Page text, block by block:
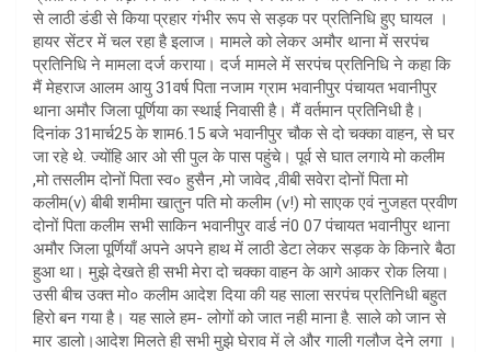
से लाठी डंडी से किया प्रहार गंभीर रूप से सड़क पर प्रतिनिधि हुए घायल ।
हायर सेंटर में चल रहा है इलाज। मामले को लेकर अमौर थाना में सरपंच
प्रतिनिधि ने मामला दर्ज कराया। दर्ज मामले में सरपंच प्रतिनिधि ने कहा कि
मैं मेहराज आलम आयु 31वर्ष पिता नजाम ग्राम भवानीपुर पंचायत भवानीपुर
थाना अमौर जिला पूर्णिया का स्थाई निवासी है। मैं वर्तमान प्रतिनिधी है।
दिनांक 31मार्च25 के शाम6.15 बजे भवानीपुर चौक से दो चक्का वाहन, से घर
जा रहे थे. ज्योंहि आर ओ सी पुल के पास पहुंचे। पूर्व से घात लगाये मो कलीम
,मो तसलीम दोनों पिता स्व० हुसैन ,मो जावेद ,वीबी सवेरा दोनों पिता मो
कलीम(v) बीबी शमीमा खातुन पति मो कलीम (v!) मो साएक एवं नुजहत प्रवीण
दोनों पिता कलीम सभी साकिन भवानीपुर वार्ड नं0 07 पंचायत भवानीपुर थाना
अमौर जिला पूर्णियाँ अपने अपने हाथ में लाठी डेटा लेकर सड़क के किनारे बैठा
हुआ था। मुझे देखते ही सभी मेरा दो चक्का वाहन के आगे आकर रोक लिया।
उसी बीच उक्त मो० कलीम आदेश दिया की यह साला सरपंच प्रतिनिधी बहुत
हिरो बन गया है। यह साले हम- लोगों को जात नही माना है. साले को जान से
मार डालो।आदेश मिलते ही सभी मुझे घेराव में ले और गाली गलौज देने लगा ।